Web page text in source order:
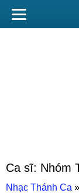
Ca sĩ: Nhóm
Nhạc Thánh Ca »